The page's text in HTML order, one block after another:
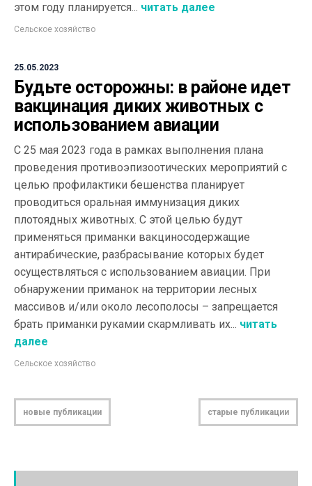
этом году планируется... читать далее
Сельское хозяйство
25.05.2023
Будьте осторожны: в районе идет
вакцинация диких животных с
использованием авиации
С 25 мая 2023 года в рамках выполнения плана
проведения противоэпизоотических мероприятий с
целью профилактики бешенства планирует
проводиться оральная иммунизация диких
плотоядных животных. С этой целью будут
применяться приманки вакциносодержащие
антирабические, разбрасывание которых будет
осуществляться с использованием авиации. При
обнаружении приманок на территории лесных
массивов и/или около лесополосы – запрещается
брать приманки рукамии скармливать их... читать
далее
Сельское хозяйство
новые публикации старые публикации